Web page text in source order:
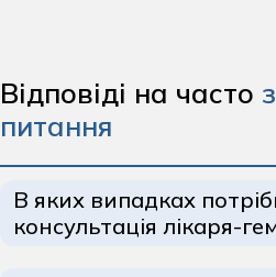
Відповіді на часто
питання
В яких випадках
консультація лікаря-